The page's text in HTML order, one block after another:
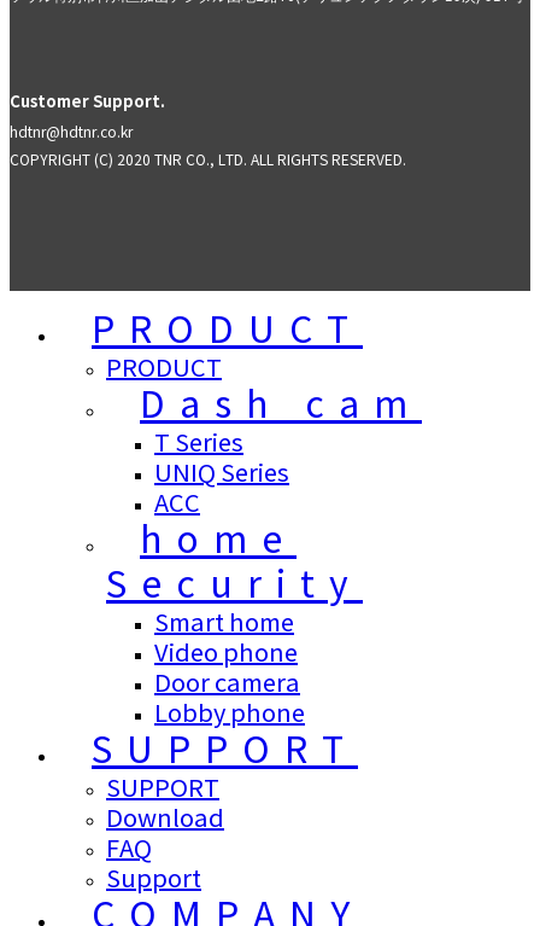
Customer Support.
hdtnr@hdtnr.co.kr
COPYRIGHT (C) 2020 TNR CO., LTD. ALL RIGHTS RESERVED.
PRODUCT
PRODUCT
Dash cam
T Series
UNIQ Series
ACC
home
Security
Smart home
Video phone
Door camera
Lobby phone
SUPPORT
SUPPORT
Download
FAQ
Support